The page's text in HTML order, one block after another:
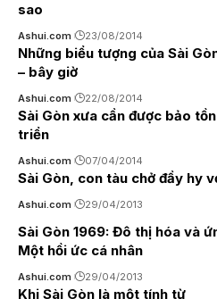
sao
Ashui.com 23/08/2014
Những biểu tượng của Sài
– bây giờ
Ashui.com 22/08/2014
Sài Gòn xưa cần được bảo
triển
Ashui.com 07/04/2014
Sài Gòn, con tàu chở đầy hy
Ashui.com 29/04/2013
Sài Gòn 1969: Đô thị hóa và
Một hồi ức cá nhân
Ashui.com 29/04/2013
Khi Sài Gòn là một tính từ